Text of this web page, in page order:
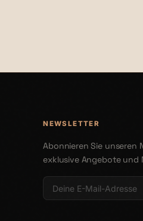
NEWSLETTER
Abonnieren Sie unseren
exklusive Angebote und